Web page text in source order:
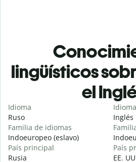
lingüísticos
el
Idioma
Ruso
Familia de idiomas
Indoeuropeo (eslavo)
País principal
Rusia
Idioma
Inglés
País
EE.